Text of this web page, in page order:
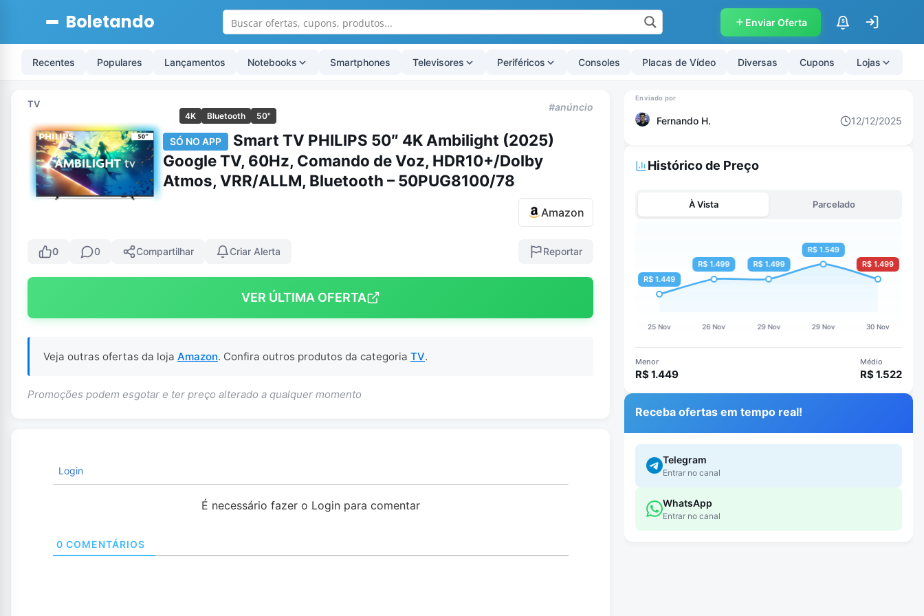
Boletando Enviar Oferta $
Recentes Populares Lançamentos Notebooks Smartphones Televisores Periféricos Consoles Placas de Vídeo Diversas Cupons Lojas
TV
4K Bluetooth 50"
#anúncio
SÓ NO APP
Smart TV PHILIPS 50″ 4K Ambilight (2025)
Google TV, 60Hz, Comando de Voz, HDR10+/Dolby
Atmos, VRR/ALLM, Bluetooth – 50PUG8100/78
Amazon
0 0 Compartilhar Criar Alerta Reportar
VER ÚLTIMA OFERTA
Veja outras ofertas da loja Amazon. Confira outros produtos da categoria TV.
Promoções podem esgotar e ter preço alterado a qualquer momento
Login
É necessário fazer o Login para comentar
0 COMENTÁRIOS
Fernando H. 12/12/2025
Histórico de Preço
À Vista Parcelado
Menor
R$ 1.449
Médio
R$ 1.522
Receba ofertas em tempo real!
Telegram
Entrar no canal
WhatsApp
Entrar no canal